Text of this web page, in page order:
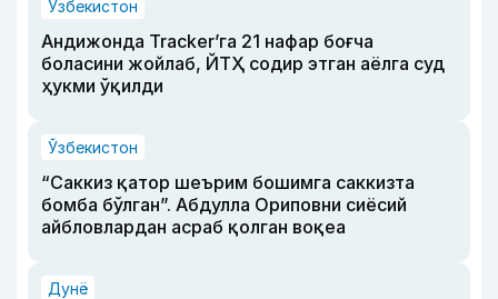
Ўзбекистон
Андижонда Tracker’га 21 нафар боғча
боласини жойлаб, ЙТҲ содир этган аёлга суд
ҳукми ўқилди
Ўзбекистон
“Саккиз қатор шеърим бошимга саккизта
бомба бўлган”. Абдулла Ориповни сиёсий
айбловлардан асраб қолган воқеа
Дунё